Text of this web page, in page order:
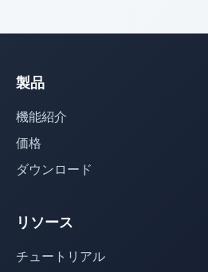
製品
機能紹介
価格
ダウンロード
リソース
チュートリアル